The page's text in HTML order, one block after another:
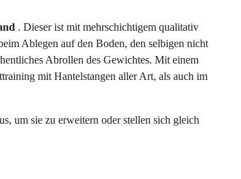
. Dieser ist mit mehrschichtigem qualitativ
Ablegen auf den Boden, den selbigen nicht
Abrollen des Gewichtes. Mit einem
mit Hantelstangen aller Art, als auch im
um sie zu erweitern oder stellen sich gleich